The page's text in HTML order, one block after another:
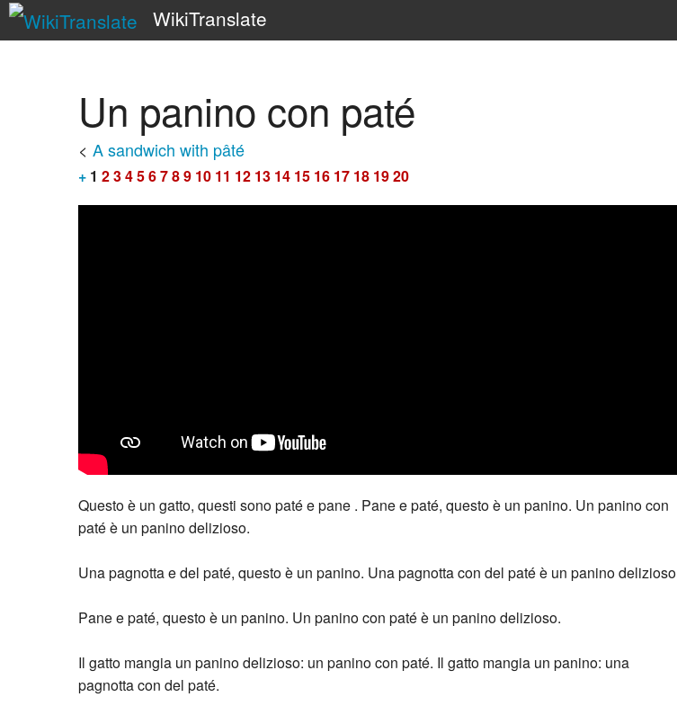
WikiTranslate
Un panino con paté
< A sandwich with pâté
+ 1 23456789 10 11 12 13 14 15 16 17 18 1920
Questo è un gatto, questi sono paté e pane . Pane e paté, questo è un panino. Un panino con
paté è un panino delizioso.
Una pagnotta e del paté, questo è un panino. Una pagnotta con del paté è un panino delizioso.
Pane e paté, questo è un panino. Un panino con paté è un panino delizioso.
Il gatto mangia un panino delizioso: un panino con paté. Il gatto mangia un panino: una
pagnotta con del paté.